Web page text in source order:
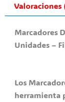
Valoraciones
Marcadores
Unidades –
Los
herramienta